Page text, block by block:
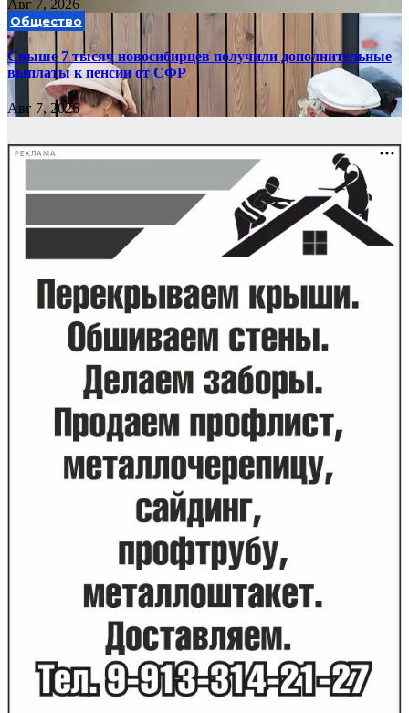
Авг 7, 2026
Общество
Свыше 7 тысяч новосибирцев получили дополнительные
выплаты к пенсии от СФР
Авг 7, 2026
РЕКЛАМА